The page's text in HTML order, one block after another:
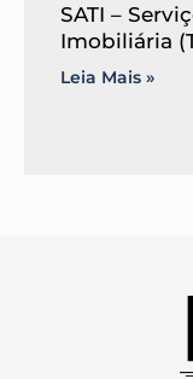
SATI –
Imobiliária
Leia Mais »